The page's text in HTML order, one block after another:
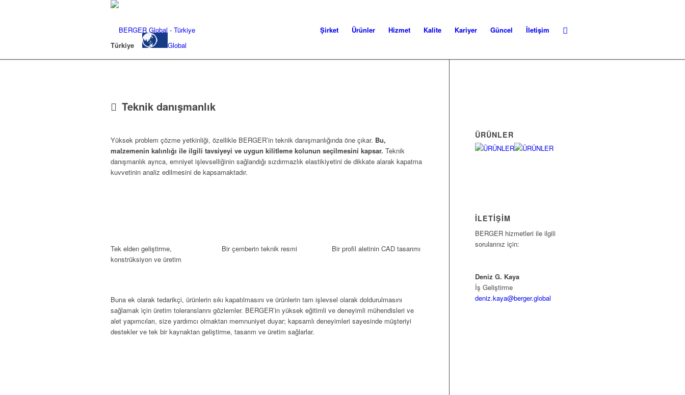
Şirket Ürünler Hizmet Kalite Kariyer Güncel
İletişim
Türkiye
Global
Teknik danışmanlık
Yüksek problem çözme yetkinliği, özellikle BERGER’in teknik danışmanlığında öne çıkar. Bu,
malzemenin kalınlığı ile ilgili tavsiyeyi ve uygun kilitleme kolunun seçilmesini kapsar. Teknik
danışmanlık ayrıca, emniyet işlevselliğinin sağlandığı sızdırmazlık elastikiyetini de dikkate alarak kapatma
kuvvetinin analiz edilmesini de kapsamaktadır.
Tek elden geliştirme,
konstrüksiyon ve üretim
Bir çemberin teknik resmi Bir profil aletinin CAD tasarımı
Buna ek olarak tedarikçi, ürünlerin sıkı kapatılmasını ve ürünlerin tam işlevsel olarak doldurulmasını
sağlamak için üretim toleranslarını gözlemler. BERGER’in yüksek eğitimli ve deneyimli mühendisleri ve
alet yapımcıları, size yardımcı olmaktan memnuniyet duyar; kapsamlı deneyimleri sayesinde müşteriyi
destekler ve tek bir kaynaktan geliştirme, tasarım ve üretim sağlarlar.
ÜRÜNLER
İLETİŞİM
BERGER hizmetleri ile ilgili
sorularınız için:
Deniz G. Kaya
İş Geliştirme
deniz.kaya@berger.global